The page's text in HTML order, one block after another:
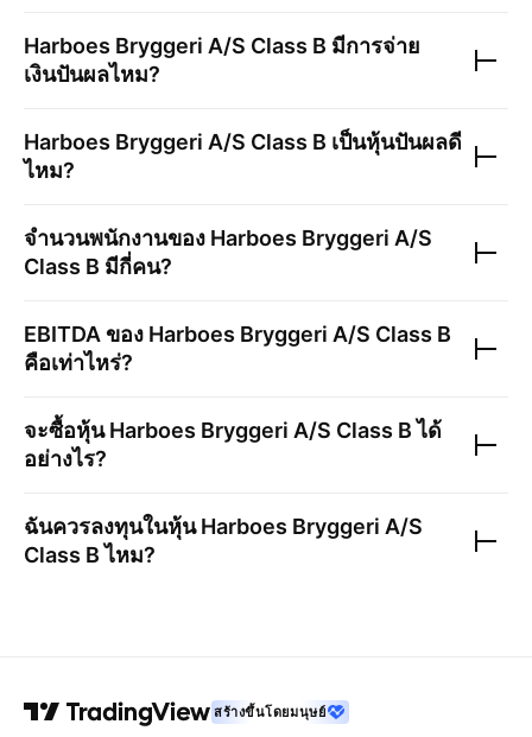
Harboes Bryggeri A/S Class B มีการจ่าย
เงินปันผลไหม?
Harboes Bryggeri A/S Class B เป็นหุ้นปันผลดี
ไหม?
จำนวนพนักงานของ Harboes Bryggeri A/S
Class B มีกี่คน?
EBITDA ของ Harboes Bryggeri A/S Class B
คือเท่าไหร่?
จะซื้อหุ้นHarboes Bryggeri A/S Class Bได้
อย่างไร?
ฉันควรลงทุนในหุ้นHarboes Bryggeri A/S
Class Bไหม?
สร้างขึ้นโดยมนุษย์